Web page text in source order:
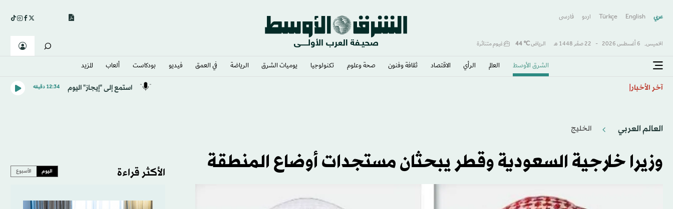
عربي English
Türkçe اردو فارسى
الخميس, 6 أغسطس 2026 - 22 صفَر 1448 هـ الرياض℃
44 غيوم متناثرة
الشرق الأوسط​ العالم الرأي الاقتصاد ثقافة وفنون صحة وعلوم تكنولوجيا يوميات الشرق​ الرياضة في العمق فيديو بودكاست ألعاب المزيد
آخر الأخبار استمع إلى "إيجاز" اليوم 12:34 دقيقه
العالم العربي الخليج
وزيرا خارجية السعودية وقطر يبحثان مستجدات أوضاع المنطقة الأكثر قراءة اليوم الأسبوع